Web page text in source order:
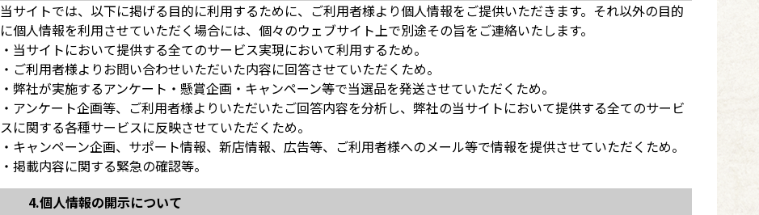
当サイトでは、以下に掲げる目的に利用するために、ご利用者様より個人情報をご提供いただきます。それ以外の目的
に個人情報を利用させていただく場合には、個々のウェブサイト上で別途その旨をご連絡いたします。
・当サイトにおいて提供する全てのサービス実現において利用するため。
・ご利用者様よりお問い合わせいただいた内容に回答させていただくため。
・弊社が実施するアンケート・懸賞企画・キャンペーン等で当選品を発送させていただくため。
・アンケート企画等、ご利用者様よりいただいたご回答内容を分析し、弊社の当サイトにおいて提供する全てのサービ
スに関する各種サービスに反映させていただくため。
・キャンペーン企画、サポート情報、新店情報、広告等、ご利用者様へのメール等で情報を提供させていただくため。
・掲載内容に関する緊急の確認等。
4.個人情報の開示について